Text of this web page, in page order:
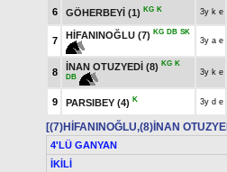
6
GÖHERBEYİ (1) KG K 3y k e
7
HİFANINOĞLU (7) KG DB SK
3y a e
8
İNAN OTUZYEDİ (8) KG K
DB
3y k e
9 PARSIBEY (4) K 3y d e
[(7)HİFANINOĞLU,(8)İNAN
4'LÜ GANYAN
İKİLİ